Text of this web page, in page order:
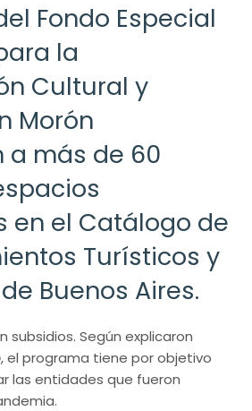
Fondo Especial
la
Cultural y
Morón
a más de 60
en el Catálogo de
Turísticos y
Buenos Aires.
subsidios. Según explicaron
, el programa tiene por objetivo
las entidades que fueron